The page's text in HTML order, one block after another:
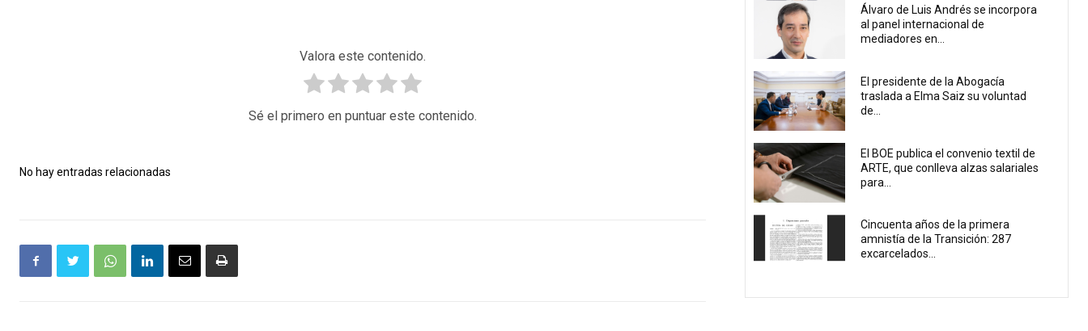
Valora este contenido.
Sé el primero en puntuar este contenido.
No hay entradas relacionadas
Álvaro de Luis Andrés se incorpora
al panel internacional de
mediadores en...
El presidente de la Abogacía
traslada a Elma Saiz su voluntad
de...
El BOE publica el convenio textil de
ARTE, que conlleva alzas salariales
para...
Cincuenta años de la primera
amnistía de la Transición: 287
excarcelados...